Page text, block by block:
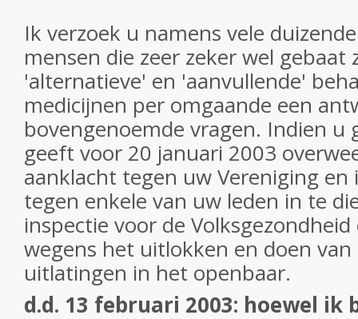
Ik verzoek u namens vele
mensen die zeer zeker wel gebaat
'alternatieve' en 'aanvullende'
medicijnen per omgaande een
bovengenoemde vragen. Indien u
geeft voor 20 januari 2003
aanklacht tegen uw Vereniging
tegen enkele van uw leden in te
inspectie voor de
wegens het uitlokken en doen
uitlatingen in het openbaar.
d.d. 13 februari 2003: hoewel ik